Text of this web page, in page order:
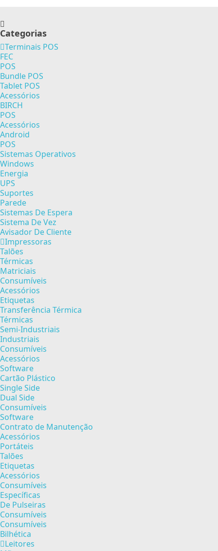
Categorias
Terminais POS
FEC
POS
Bundle POS
Tablet POS
Acessórios
BIRCH
POS
Acessórios
Android
POS
Sistemas Operativos
Windows
Energia
UPS
Suportes
Parede
Sistemas De Espera
Sistema De Vez
Avisador De Cliente
Impressoras
Talões
Térmicas
Matriciais
Consumíveis
Acessórios
Etiquetas
Transferência Térmica
Térmicas
Semi-Industriais
Industriais
Consumíveis
Acessórios
Software
Cartão Plástico
Single Side
Dual Side
Consumíveis
Software
Contrato de Manutenção
Acessórios
Portáteis
Talões
Etiquetas
Acessórios
Consumíveis
Específicas
De Pulseiras
Consumíveis
Consumíveis
Bilhética
Leitores